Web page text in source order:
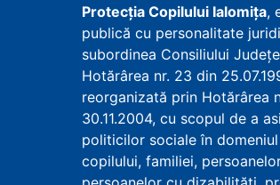
Protecţia Copilului Ialomița,
publică cu personalitate
subordinea Consiliului
Hotărârea nr. 23 din
reorganizată prin Hotărârea
30.11.2004, cu scopul de a
politicilor sociale în
copilului, familiei,